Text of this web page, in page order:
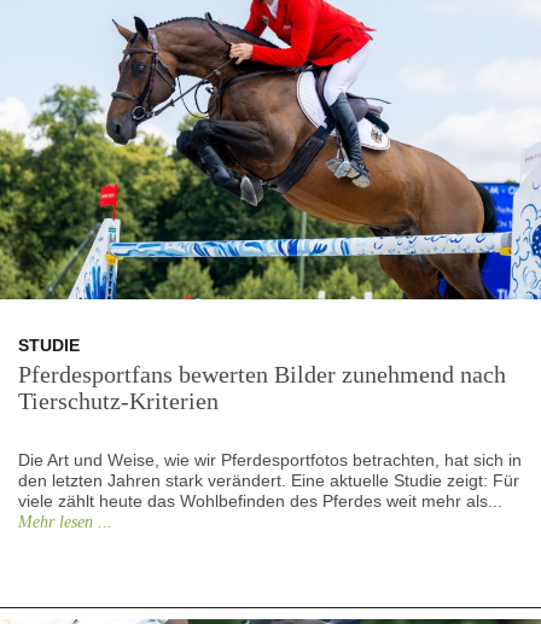
STUDIE
Pferdesportfans bewerten Bilder zunehmend nach
Tierschutz-Kriterien
Die Art und Weise, wie wir Pferdesportfotos betrachten, hat sich in
den letzten Jahren stark verändert. Eine aktuelle Studie zeigt: Für
viele zählt heute das Wohlbefinden des Pferdes weit mehr als...
Mehr lesen ...